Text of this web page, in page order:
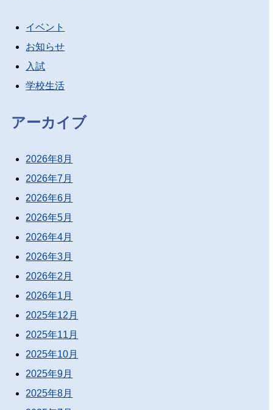
イベント
お知らせ
入試
学校生活
アーカイブ
2026年8月
2026年7月
2026年6月
2026年5月
2026年4月
2026年3月
2026年2月
2026年1月
2025年12月
2025年11月
2025年10月
2025年9月
2025年8月